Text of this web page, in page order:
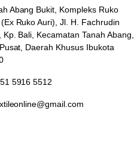
Abang Bukit, Kompleks Ruko
Ruko Auri), Jl. H. Fachrudin
Kp. Bali, Kecamatan Tanah Abang,
Daerah Khusus Ibukota
5916 5512